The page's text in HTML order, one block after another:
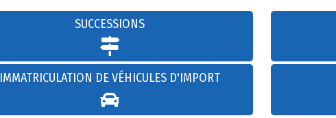
SUCCESSIONS
IMMATRICULATION DE VÉHICULES D'IMPORT